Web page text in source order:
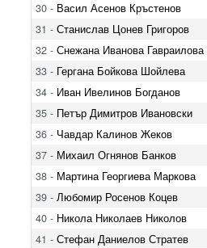
30 - Васил Асенов Кръстенов
31 - Станислав Цонев Григоров
32 - Снежана Иванова Гавраилова
33 - Гергана Бойкова Шойлева
34 - Иван Ивелинов Богданов
35 - Петър Димитров Ивановски
36 - Чавдар Калинов Жеков
37 - Михаил Огнянов Банков
38 - Мартина Георгиева Маркова
39 - Любомир Росенов Коцев
40 - Никола Николаев Николов
41 - Стефан Даниелов Стратев